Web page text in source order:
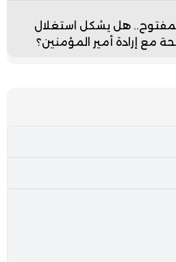
هل يشكل استغلال
مع إرادة أمير المؤمنين؟